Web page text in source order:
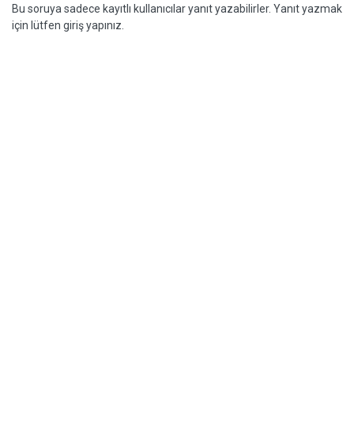
Bu soruya sadece kayıtlı kullanıcılar yanıt yazabilirler. Yanıt yazmak
için lütfen giriş yapınız.